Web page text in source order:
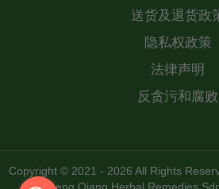
送货及退货政
隐私权政策
法律声明
反贪污和腐败
Copyright © 2021 - 2026 All Rights